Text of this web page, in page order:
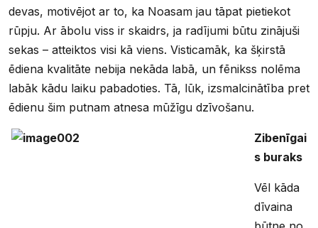
devas, motivējot ar to, ka Noasam jau tāpat pietiekot
rūpju. Ar ābolu viss ir skaidrs, ja radījumi būtu zinājuši
sekas – atteiktos visi kā viens. Visticamāk, ka šķirstā
ēdiena kvalitāte nebija nekāda labā, un fēnikss nolēma
labāk kādu laiku pabadoties. Tā, lūk, izsmalcinātība pret
ēdienu šim putnam atnesa mūžīgu dzīvošanu.
Zibenīgai
s buraks
Vēl kāda
dīvaina